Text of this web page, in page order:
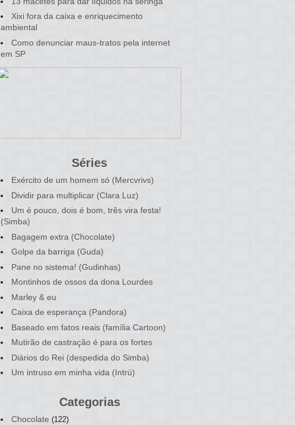
Xixi fora da caixa e enriquecimento
ambiental
Como denunciar maus-tratos pela internet
em SP
Séries
Exército de um homem só (Mercvrivs)
Dividir para multiplicar (Clara Luz)
Um é pouco, dois é bom, três vira festa!
(Simba)
Bagagem extra (Chocolate)
Golpe da barriga (Guda)
Pane no sistema! (Gudinhas)
Montinhos de ossos da dona Lourdes
Marley & eu
Caixa de esperança (Pandora)
Baseado em fatos reais (família Cartoon)
Mutirão de castração é para os fortes
Diários do Rei (despedida do Simba)
Um intruso em minha vida (Intrú)
Categorias
Chocolate (122)